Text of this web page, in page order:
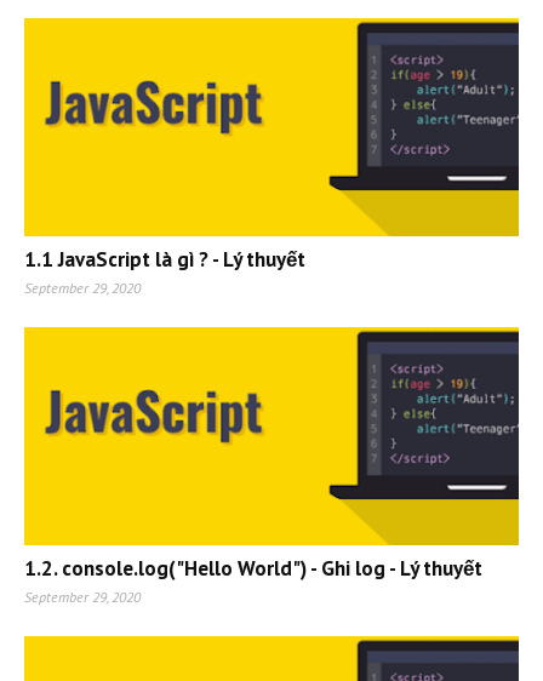
1.1 JavaScript là gì ? - Lý thuyết
September 29, 2020
1.2. console.log("Hello World") - Ghi log - Lý thuyết
September 29, 2020